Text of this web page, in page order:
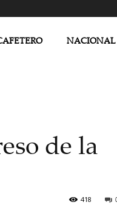
NACIONAL
de la
418